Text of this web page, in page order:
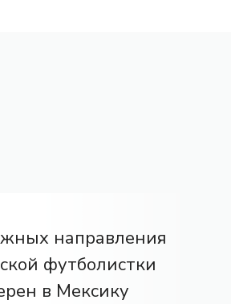
направления
футболистки
в Мексику